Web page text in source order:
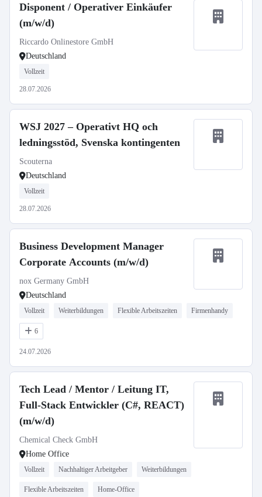
Disponent / Operativer Einkäufer
(m/w/d)
Riccardo Onlinestore GmbH
Deutschland
Vollzeit
28.07.2026
WSJ 2027 – Operativt HQ och
ledningsstöd, Svenska kontingenten
Scouterna
Deutschland
Vollzeit
28.07.2026
Business Development Manager
Corporate Accounts (m/w/d)
nox Germany GmbH
Deutschland
Vollzeit Weiterbildungen Flexible Arbeitszeiten Firmenhandy
6
24.07.2026
Tech Lead / Mentor / Leitung IT,
Full-Stack Entwickler (C#, REACT)
(m/w/d)
Chemical Check GmbH
Home Office
Vollzeit Nachhaltiger Arbeitgeber Weiterbildungen
Flexible Arbeitszeiten Home-Office